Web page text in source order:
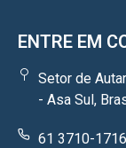
ENTRE EM
Setor de
- Asa Sul,
61 3710-1716